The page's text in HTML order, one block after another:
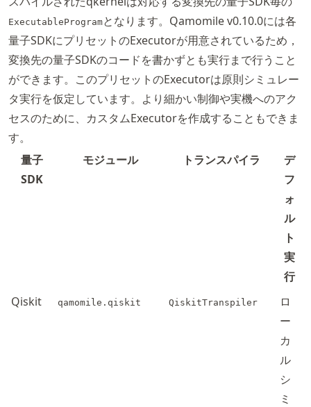
ExecutableProgramとなります。Qamomile v0.10.0には各
量子SDKにプリセットのExecutorが用意されているため，
変換先の量子SDKのコードを書かずとも実行まで行うこと
ができます。このプリセットのExecutorは原則シミュレー
タ実行を仮定しています。より細かい制御や実機へのアク
セスのために、カスタムExecutorを作成することもできま
す。
量子
SDK
モジュール トランスパイラ
デ
フ
ォ
ル
ト
実
行
Qiskit
qamomile.qiskit QiskitTranspiler
ロ
ー
カ
ル
シ
ミ